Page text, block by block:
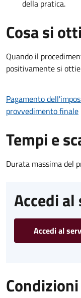
della pratica.
Cosa si
Quando il
positivamente si
Pagamento
provvedimento finale
Tempi e
Durata massima del
Accedi
Accedi al